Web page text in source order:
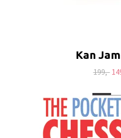
Kan
199,-